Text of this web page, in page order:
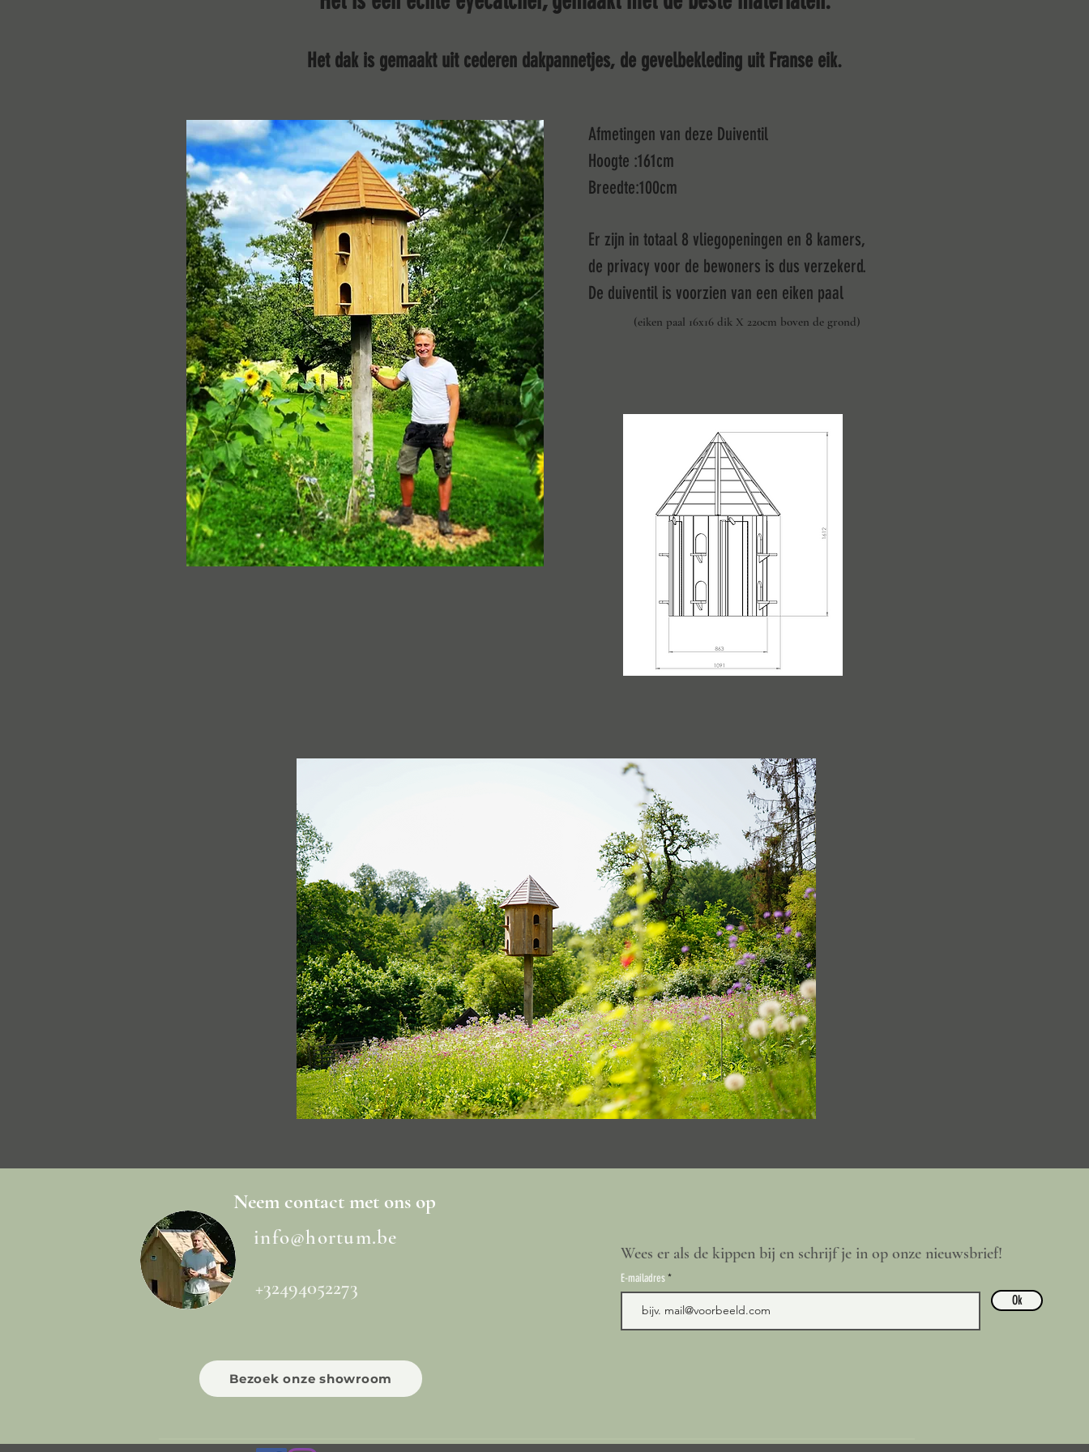
Het dak is gemaakt uit cederen dakpannetjes, de gevelbekleding uit Franse eik.
Afmetingen van deze Duiventil
Hoogte :161cm
Breedte:100cm
Er zijn in totaal 8 vliegopeningen en 8 kamers,
de privacy voor de bewoners is dus verzekerd.
De duiventil is voorzien van een eiken paal
(eiken paal 16x16 dik X 220cm boven de grond)
DUIVENTIL
info@hortum.be
Neem contact met ons op
+32494052273
Bezoek onze showroom
Wees er als de kippen bij en schrijf je in op onze nieuwsbrief!
E-mailadres
Ok